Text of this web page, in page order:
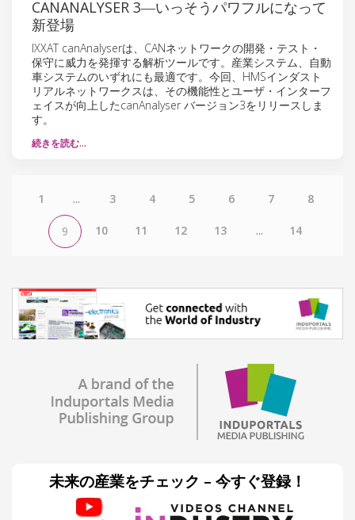
CANANALYSER 3―いっそうパワフルになって
新登場
IXXAT canAnalyserは、CANネットワークの開発・テスト・
保守に威力を発揮する解析ツールです。産業システム、自動
車システムのいずれにも最適です。今回、HMSインダスト
リアルネットワークスは、その機能性とユーザ・インターフ
ェイスが向上したcanAnalyser バージョン3をリリースしま
す。
続きを読む…
1 ... 3 4 5 6 7 8
9 10 11 12 13 ... 14
未来の産業をチェック – 今すぐ登録！